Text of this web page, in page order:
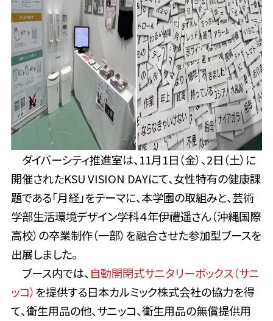
ダイバーシティ推進室は、11月1日（金）、2日（土）に
開催されたKSU VISION DAYにて、女性特有の健康課
題である「月経」をテーマに、本学園の取組みと、芸術
学部生活環境デザイン学科４年伊禮遥さん（沖縄国際
高校）の卒業制作（一部）を融合させた参加型ブースを
出展しました。
ブース内では、 自動開閉式サニタリーボックス（サニ
ッコ）を提供する日本カルミック株式会社の協力を得
て、衛生用品の他、サニッコ、衛生用品の無償提供用